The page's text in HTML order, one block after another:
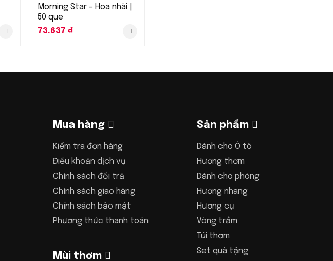
Morning Star – Hoa nhài |
50 que
73.637 ₫
Mua hàng
Kiểm tra đơn hàng
Điều khoản dịch vụ
Chính sách đổi trả
Chính sách giao hàng
Chính sách bảo mật
Phương thức thanh toán
Mùi thơm
Sản phẩm
Dành cho Ô tô
Hương thơm
Dành cho phòng
Hương nhang
Hương cụ
Vòng trầm
Túi thơm
Set quà tặng